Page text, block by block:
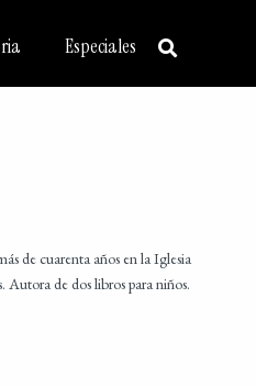
Especiales
de cuarenta años en la Iglesia
de dos libros para niños.